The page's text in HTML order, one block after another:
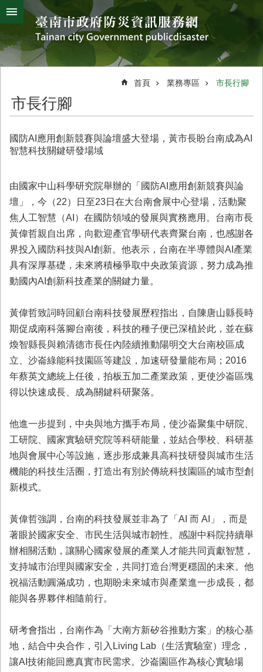
跳到主要內容區塊
搜
尋
進
階
搜
熱
字
颱
風
災
害
救
辦
簡
介
災
防
新
聞
業
區
便
民
服
務
導
覽
回
首
頁
府
首
頁
首頁 業務專區 市長行腳
市長行腳
國防AI應用創新競賽與論壇盛大登場，黃市長盼台南成為AI
智慧科技關鍵研發場域
由國家中山科學研究院舉辦的「國防AI應用創新競賽與論
壇」，今（22）日至23日在大台南會展中心登場，活動聚
焦人工智慧（AI）在國防領域的發展與實務應用。台南市長
黃偉哲親自出席，向歡迎產官學研代表齊聚台南，也感謝各
界投入國防科技與AI創新。他表示，台南在半導體與AI產業
具有深厚基礎，未來將積極爭取中央政策資源，努力成為推
動國內AI創新科技產業的關鍵力量。
黃偉哲致詞時回顧台南科技發展歷程指出，自陳唐山縣長時
期促成南科落腳台南後，科技的種子便已深植於此，並在蘇
煥智縣長與賴清德市長任內陸續推動陽明交大台南校區成
立、沙崙綠能科技園區等建設，加速研發量能布局；2016
年蔡英文總統上任後，拍板五加二產業政策，更使沙崙區塊
得以快速成長、成為關鍵科研聚落。
他進一步提到，中央與地方攜手布局，使沙崙聚集中研院、
工研院、國家實驗研究院等科研能量，並結合學校、科研基
地與會展中心等設施，逐步形成兼具高科技研發與城市生活
機能的科技生活圈，打造出有別於傳統科技園區的城市型創
新模式。
黃偉哲強調，台南的科技發展並非為了「AI 而 AI」，而是
著眼於國家安全、市民生活與城市韌性。感謝中科院持續舉
辦相關活動，讓關心國家發展的產業人才能共同貢獻智慧，
支持城市治理與國家安全，共同打造台灣更穩固的未來。他
祝福活動圓滿成功，也期盼未來城市與產業進一步成長，都
能與各界夥伴相隨前行。
研考會指出，台南作為「大南方新矽谷推動方案」的核心基
地，結合中央合作，引入Living Lab（生活實驗室）理念，
讓AI技術能回應真實市民需求。沙崙園區作為核心實驗場